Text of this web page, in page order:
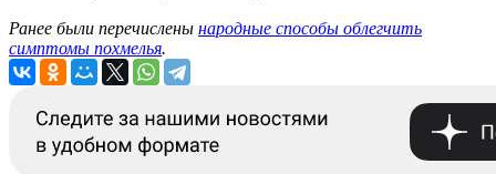
Ранее были перечислены народные способы облегчить
симптомы похмелья.